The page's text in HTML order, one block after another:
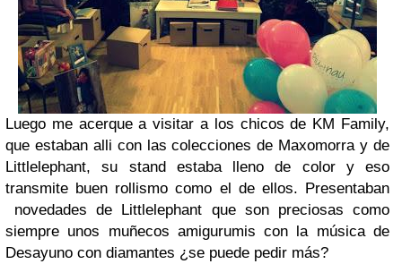
Luego me acerque a visitar a los chicos de KM Family,
que estaban alli con las colecciones de Maxomorra y de
Littlelephant, su stand estaba lleno de color y eso
transmite buen rollismo como el de ellos. Presentaban
novedades de Littlelephant que son preciosas como
siempre unos muñecos amigurumis con la música de
Desayuno con diamantes ¿se puede pedir más?